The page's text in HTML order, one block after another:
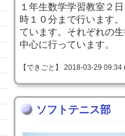
１年生数学学習教室２
時１０分まで行います
ています。それぞれの
中心に行っています。
【できごと】 2018-03-29
ソフトテニス部